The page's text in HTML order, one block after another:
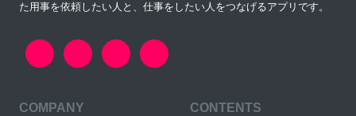
た用事を依頼したい人と、仕事をしたい人をつなげるアプリです。
COMPANY CONTENTS